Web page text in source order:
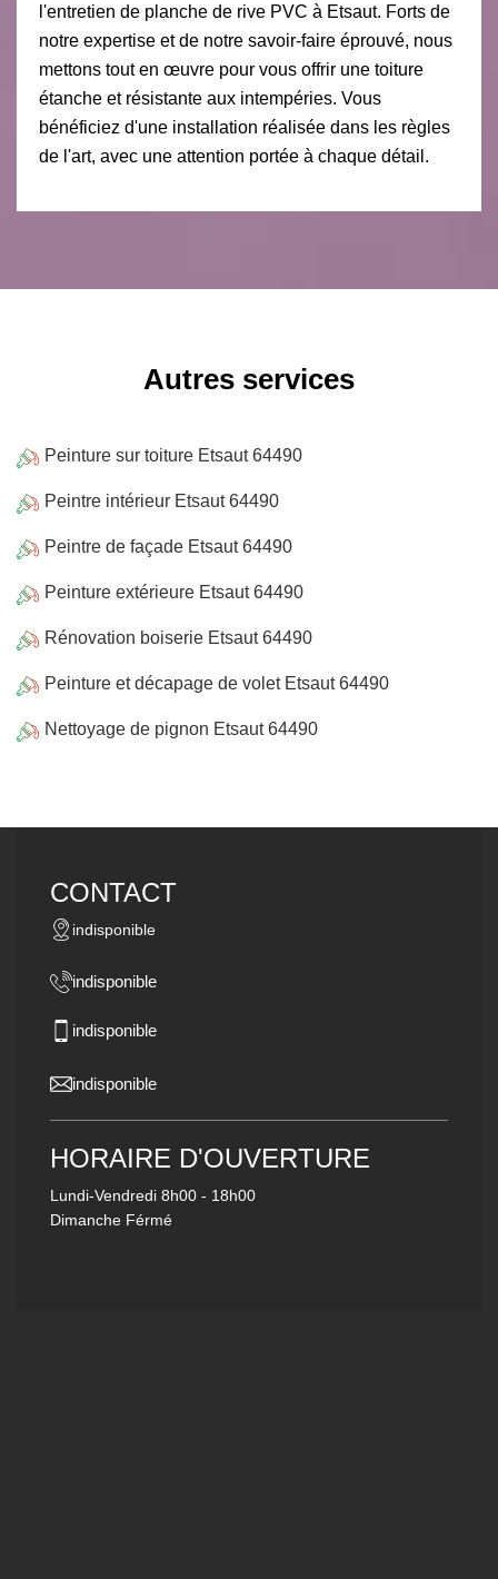
l'entretien de planche de rive PVC à Etsaut. Forts de
notre expertise et de notre savoir-faire éprouvé, nous
mettons tout en œuvre pour vous offrir une toiture
étanche et résistante aux intempéries. Vous
bénéficiez d'une installation réalisée dans les règles
de l'art, avec une attention portée à chaque détail.
Autres services
Peinture sur toiture Etsaut 64490
Peintre intérieur Etsaut 64490
Peintre de façade Etsaut 64490
Peinture extérieure Etsaut 64490
Rénovation boiserie Etsaut 64490
Peinture et décapage de volet Etsaut 64490
Nettoyage de pignon Etsaut 64490
CONTACT
indisponible
indisponible
indisponible
indisponible
HORAIRE D'OUVERTURE
Lundi-Vendredi 8h00 - 18h00
Dimanche Férmé